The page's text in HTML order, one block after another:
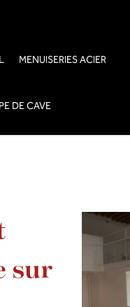
MENUISERIES ACIER
DE CAVE
sur